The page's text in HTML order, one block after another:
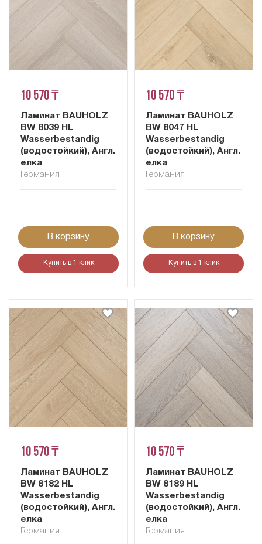
10 570 ₸
Ламинат BAUHOLZ
BW 8039 HL
Wasserbestandig
(водостойкий), Англ.
елка
Германия
В корзину
Купить в 1 клик
10 570 ₸
Ламинат BAUHOLZ
BW 8047 HL
Wasserbestandig
(водостойкий), Англ.
елка
Германия
В корзину
Купить в 1 клик
10 570 ₸
Ламинат BAUHOLZ
BW 8182 HL
Wasserbestandig
(водостойкий), Англ.
елка
Германия
10 570 ₸
Ламинат BAUHOLZ
BW 8189 HL
Wasserbestandig
(водостойкий), Англ.
елка
Германия